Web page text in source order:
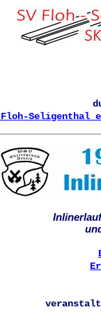
Floh-Seligenthal